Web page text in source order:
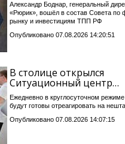
Александр Боднар, генеральный
«Рюрик», вошёл в состав Совета по
рынку и инвестициям ТПП РФ
Опубликовано 07.08.2026 14:20:51
В столице открылся
Ситуационный центр…
Ежедневно в круглосуточном
будут готовы отреагировать на
Опубликовано 07.08.2026 14:07:15